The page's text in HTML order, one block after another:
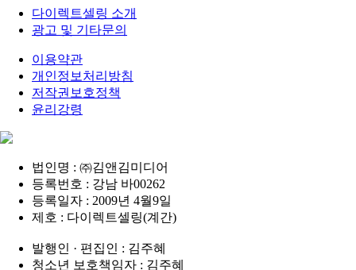
다이렉트셀링 소개
광고 및 기타문의
이용약관
개인정보처리방침
저작권보호정책
윤리강령
법인명 : ㈜김앤김미디어
등록번호 : 강남 바00262
등록일자 : 2009년 4월9일
제호 : 다이렉트셀링(계간)
발행인 · 편집인 : 김주혜
청소년 보호책임자 : 김주혜